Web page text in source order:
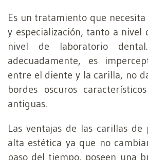
Es un tratamiento que
y especialización, tanto a nivel
nivel de laboratorio
adecuadamente, es
entre el diente y la carilla, no
bordes oscuros
antiguas.
Las ventajas de las carillas de
alta estética ya que no
paso del tiempo, poseen una